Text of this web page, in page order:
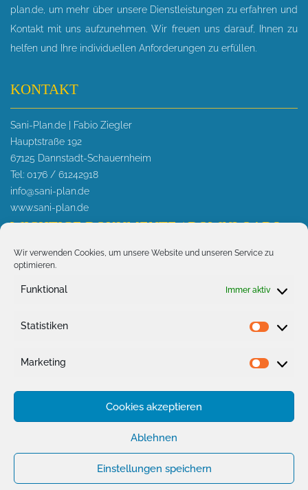
Wir verwenden Cookies, um unsere Website und unseren Service zu
optimieren.
Funktional Immer aktiv
Statistiken
Marketing
Cookies akzeptieren
Ablehnen
Einstellungen speichern
plan.de, um mehr über unsere Dienstleistungen zu erfahren und
Kontakt mit uns aufzunehmen. Wir freuen uns darauf, Ihnen zu
helfen und Ihre individuellen Anforderungen zu erfüllen.
KONTAKT
Sani-Plan.de | Fabio Ziegler
Hauptstraße 192
67125 Dannstadt-Schauernheim
Tel: 0176 / 61242918
info@sani-plan.de
www.sani-plan.de
WICHTIGE DOKUMENTE / DOWNLOADS
> AKTUELLES
Aufheizprotokoll für Fußbodenheizung
Abdrückprotokoll für Gas
INFOS
Datenschutzerklärung